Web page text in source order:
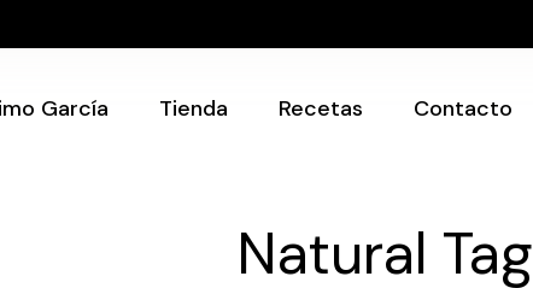
García Tienda Recetas Contacto
Natural Tag